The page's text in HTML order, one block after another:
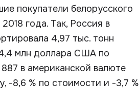
покупатели белорусского
года. Так, Россия в
4,97 тыс. тонн
млн доллара США по
в американской валюте
-8,6 % по стоимости и -3,7 %